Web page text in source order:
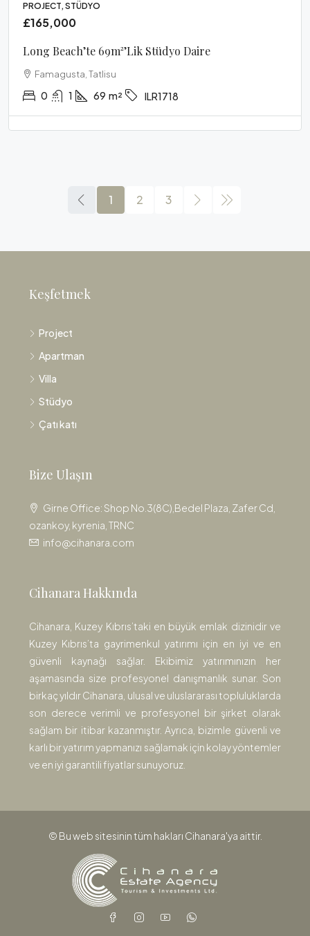
PROJECT, STÜDYO
£165,000
Long Beach’te 69m²’lik Stüdyo Daire
Famagusta, Tatlisu
0 1 69 m² ILR1718
1 2 3
Keşfetmek
Project
Apartman
Villa
Stüdyo
Çatı katı
Bize Ulaşın
Girne Office: Shop No.3(8C),Bedel Plaza, Zafer Cd,
ozankoy, kyrenia, TRNC
info@cihanara.com
Cihanara Hakkında
Cihanara, Kuzey Kıbrıs’taki en büyük emlak dizinidir ve
Kuzey Kıbrıs’ta gayrimenkul yatırımı için en iyi ve en
güvenli kaynağı sağlar. Ekibimiz yatırımınızın her
aşamasında size profesyonel danışmanlık sunar. Son
birkaç yıldır Cihanara, ulusal ve uluslararası topluluklarda
son derece verimli ve profesyonel bir şirket olarak
sağlam bir itibar kazanmıştır. Ayrıca, bizimle güvenli ve
karlı bir yatırım yapmanızı sağlamak için kolay yöntemler
ve en iyi garantili fiyatlar sunuyoruz.
© Bu web sitesinin tüm hakları Cihanara'ya aittir.